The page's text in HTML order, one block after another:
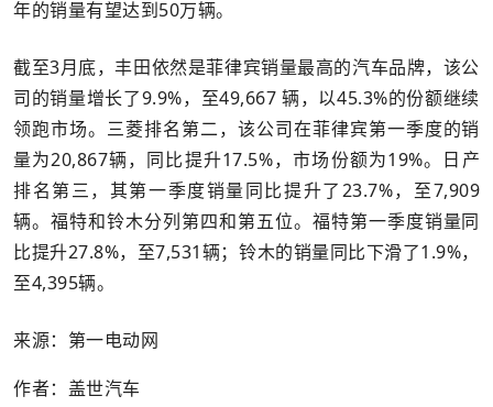
年的销量有望达到50万辆。
截至3月底，丰田依然是菲律宾销量最高的汽车品牌，该公
司的销量增长了9.9%，至49,667 辆，以45.3%的份额继续
领跑市场。三菱排名第二，该公司在菲律宾第一季度的销
量为20,867辆，同比提升17.5%，市场份额为19%。日产
排名第三，其第一季度销量同比提升了23.7%，至7,909
辆。福特和铃木分列第四和第五位。福特第一季度销量同
比提升27.8%，至7,531辆；铃木的销量同比下滑了1.9%，
至4,395辆。
来源：第一电动网
作者：盖世汽车